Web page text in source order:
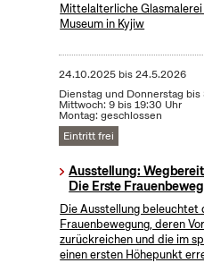
Mittelalterliche Glasmalerei
Museum in Kyjiw
24.10.2025bis24.5.2026
Dienstag und Donnerstag bis
Mittwoch: 9 bis 19:30 Uhr
Montag: geschlossen
Eintritt frei
Ausstellung:
Die Erste
Die Ausstellung beleuchtet
Frauenbewegung, deren
zurückreichen und die im
einen ersten Höhepunkt